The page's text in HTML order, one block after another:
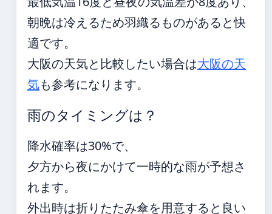
朝晩は冷えるため羽織るものがあると快
適です。
大阪の天気と比較したい場合は大阪の天
気も参考になります。
雨のタイミングは？
降水確率は30%で、
夕方から夜にかけて一時的な雨が予想さ
れます。
外出時は折りたたみ傘を用意すると良い